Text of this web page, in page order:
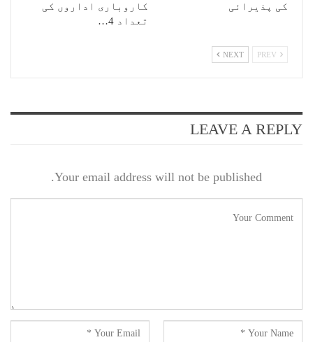
کی پذیرائی
کاروباری اداروں کی
تعداد 4…
NEXT
LEAVE A REPLY
Your email address will not be published.